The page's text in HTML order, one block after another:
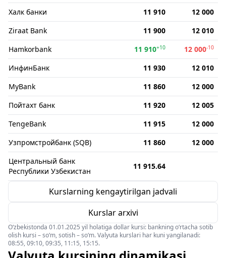
Халк банки
11 910
12 000
Ziraat Bank
11 900
12 010
Hamkorbank
11 910+10 12 000-10
ИнфинБанк 11 930
12 010
MyBank
11 860
12 000
Пойтахт банк
11 920
12 005
TengeBank
11 915
12 000
Узпромстройбанк (SQB)
11 860
12 000
Центральный банк
Республики Узбекистан
11 915.64
Kurslarning kengaytirilgan jadvali
Kurslar arxivi
O‘zbekistonda 01.01.2025 yil holatiga dollar kursi: bankning o‘rtacha sotib
olish kursi – so‘m, sotish – so‘m. Valyuta kurslari har kuni yangilanadi:
08:55, 09:10, 09:35, 11:15, 15:15.